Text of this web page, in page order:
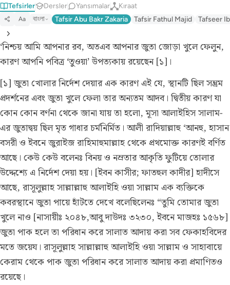
Tefsirler Dersler Yansımalar Kıraat
Aa বাংলা Tafsir Abu Bakr Zakaria Tafsir Fathul Majid Tafseer
‘নিশ্চয় আমি আপনার রব, অতএব আপনার জুতা জোড়া খুলে ফেলুন,
কারণ আপনি পবিত্র ‘তুওয়া’ উপত্যকায় রয়েছেন [১]।
[১] জুতা খোলার নির্দেশ দেয়ার এক কারণ এই যে, স্থানটি ছিল সম্ভ্রম
প্রদর্শনের এবং জুতা খুলে ফেলা তার অন্যতম আদব। দ্বিতীয় কারণ যা
কোন কোন বর্ণনা থেকে জানা যায় তা হলো, মূসা আলাইহিস সালাম-
এর জুতাদ্বয় ছিল মৃত গাধার চর্মনির্মিত। আলী রাদিয়াল্লাহু ‘আনহু, হাসান
বসরী ও ইবনে জুরাইজ রাহিমাহুমাল্লাহ থেকে প্রথমোক্ত কারণই বর্ণিত
আছে। কেউ কেউ বলেনঃ বিনয় ও নম্রতার আকৃতি ফুটিয়ে তোলার
উদ্দেশ্যে এ নির্দেশ দেয়া হয়। [ইবন কাসীর; ফাতহুল কাদীর] হাদীসে
আছে, রাসূলুল্লাহ সাল্লাল্লাহু আলাইহি ওয়া সাল্লাম এক ব্যক্তিকে
কবরস্থানে জুতা পায়ে হাঁটতে দেখে বলেছিলেনঃ “তুমি তোমার জুতা
খুলে নাও [নাসায়ীঃ ২০৪৮,আবু দাউদঃ ৩২৩০, ইবনে মাজহঃ ১৫৬৮]
জুতা পাক হলে তা পরিধান করে সালাত আদায় করা সব ফেকাহবিদের
মতে জয়েয। রাসূলুল্লাহ সাল্লাল্লাহু আলাইহি ওয়া সাল্লাম ও সাহাবায়ে
কেরাম থেকে পাক জুতা পরিধান করে সালাত আদায় করা প্রমাণিতও
রয়েছে।